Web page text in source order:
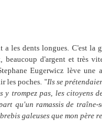
a les dents longues. C'est la
beaucoup d'argent et très
Eugerwicz lève une
les poches. "Ils se
y trompez pas, les citoyens
qu'un ramassis de traîne-
galeuses que mon père